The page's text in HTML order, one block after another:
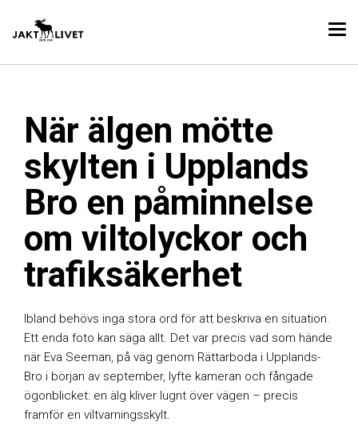
När älgen mötte
skylten i Upplands
Bro en påminnelse
om viltolyckor och
trafiksäkerhet
Ibland behövs inga stora ord för att beskriva en situation.
Ett enda foto kan säga allt. Det var precis vad som hände
när Eva Seeman, på väg genom Rättarboda i Upplands-
Bro i början av september, lyfte kameran och fångade
ögonblicket: en älg kliver lugnt över vägen – precis
framför en viltvarningsskylt.